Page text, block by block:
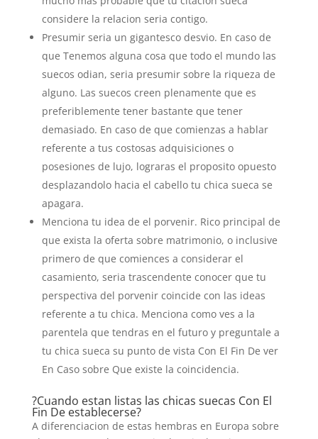
considere la relacion seria contigo.
Presumir seria un gigantesco desvio. En caso de
que Tenemos alguna cosa que todo el mundo las
suecos odian, seria presumir sobre la riqueza de
alguno. Las suecos creen plenamente que es
preferiblemente tener bastante que tener
demasiado. En caso de que comienzas a hablar
referente a tus costosas adquisiciones o
posesiones de lujo, lograras el proposito opuesto
desplazandolo hacia el cabello tu chica sueca se
apagara.
Menciona tu idea de el porvenir. Rico principal de
que exista la oferta sobre matrimonio, o inclusive
primero de que comiences a considerar el
casamiento, seria trascendente conocer que tu
perspectiva del porvenir coincide con las ideas
referente a tu chica. Menciona como ves a la
parentela que tendras en el futuro y preguntale a
tu chica sueca su punto de vista Con El Fin De ver
En Caso sobre Que existe la coincidencia.
?Cuando estan listas las chicas suecas Con El
Fin De establecerse?
A diferenciacion de estas hembras en Europa sobre